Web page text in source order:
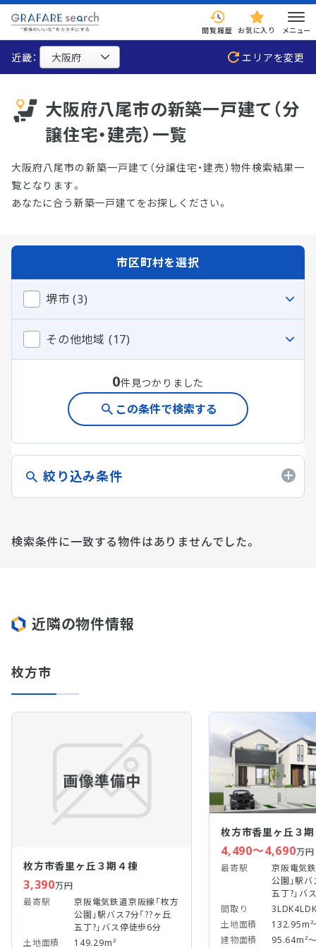
閲覧履歴 お気に入り メニュー
近畿： エリアを変更
大阪府八尾市の新築一戸建て（分
譲住宅・建売）一覧
大阪府八尾市の新築一戸建て（分譲住宅・建売）物件検索結果一
覧となります。
あなたに合う新築一戸建てをお探しください。
検索条件に一致する物件はありませんでした。
市区町村を選択
堺市 (3)
その他地域 (17)
0件見つかりました
この条件で検索する
絞り込み条件
近隣の物件情報
枚方市
枚方市香里ヶ丘３期４棟
3,390万円
最寄駅
京阪電気鉄道京阪線「枚方
公園」駅バス7分「??ヶ丘
五丁?」バス停徒歩6分
土地面積
149.29m²
枚方市香里ヶ丘３
4,490～4,690万円
最寄駅
京阪電気
公園」駅バ
五丁?」バ
間取り
土地面積
建物面積
95.64m²